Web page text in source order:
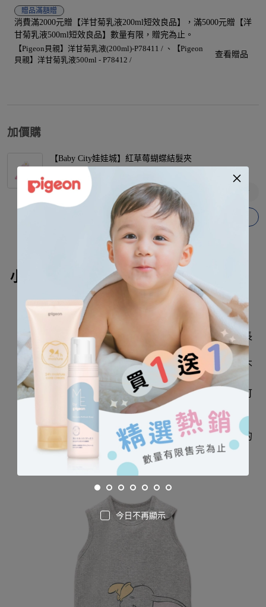
贈品滿額贈
消費滿2000元贈【洋甘菊乳液200ml短效良品】，滿5000元贈【洋
甘菊乳液500ml短效良品】數量有限，贈完為止。
【Pigeon貝親】洋甘菊乳液(200ml)-P78411 /
【Pigeon
貝親】洋甘菊乳液500ml - P78412 /
查看贈品
加價購
【Baby City娃娃城】紅草莓蝴蝶結髮夾
加入購物車
小飛象造型防踢睡袍
使用波浪立體緹花面料；在雙層棉布內製造空氣層，
質地輕盈又具保暖性。
防踢睡袍的無袖設計，穿著無束縛感，適合不同袖長
的家居服。
肩膀及側面開扣採用日本進口塑膠壓釦，材質無毒不
怕生鏽，穿脫好方便。
下襬中間位置增加壓釦，寶貝活動時睡袍不跑位，可
保暖腹部，也讓寶寶換尿布輕鬆又容易。
布標縫製在外部設計，確保寶貝穿著時的舒適度。
可愛大方的圖案，居家外出搭配都好看，快讓可愛的
迪士尼角色陪伴寶貝一起進入甜蜜夢鄉！
今日不再顯示